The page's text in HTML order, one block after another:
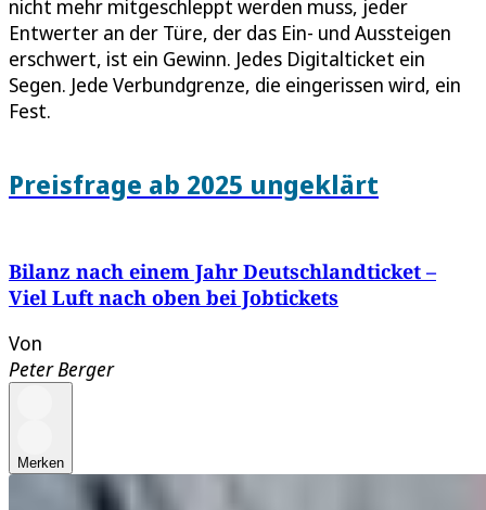
nicht mehr mitgeschleppt werden muss, jeder
Entwerter an der Türe, der das Ein- und Aussteigen
erschwert, ist ein Gewinn. Jedes Digitalticket ein
Segen. Jede Verbundgrenze, die eingerissen wird, ein
Fest.
Preisfrage ab 2025 ungeklärt
Bilanz nach einem Jahr Deutschlandticket –
Viel Luft nach oben bei Jobtickets
Von
Peter Berger
Merken